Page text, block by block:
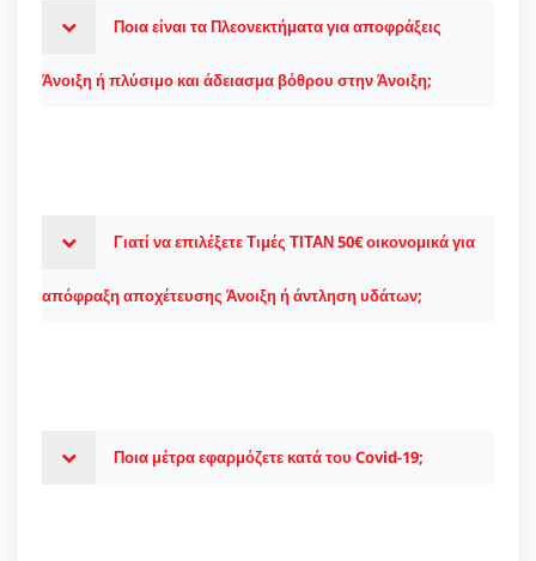
Ποια είναι τα Πλεονεκτήματα για αποφράξεις
Άνοιξη ή πλύσιμο και άδειασμα βόθρου στην Άνοιξη;
Γιατί να επιλέξετε Τιμές ΤΙΤΑΝ 50€ οικονομικά για
απόφραξη αποχέτευσης Άνοιξη ή άντληση υδάτων;
Ποια μέτρα εφαρμόζετε κατά του Covid-19;